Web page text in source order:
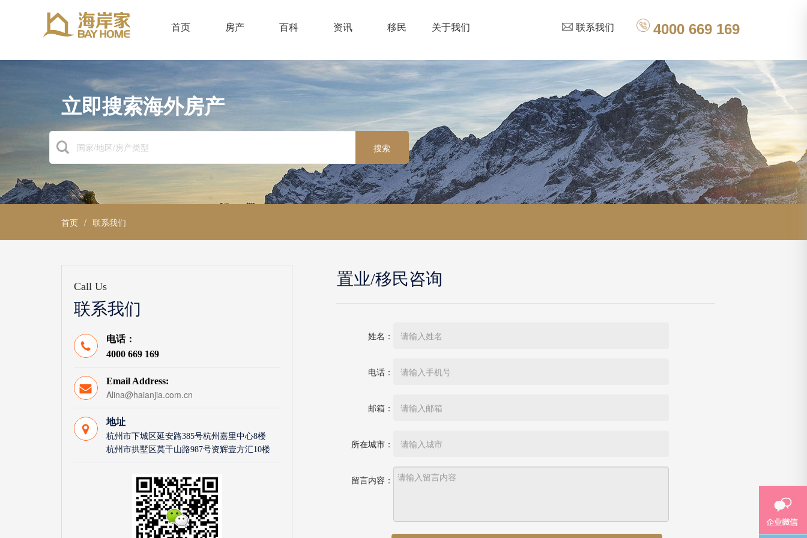
首页 房产 百科 资讯 移民 关于我们 联系我们 4000 669 169
立即搜索海外房产
搜索
首页 / 联系我们
Call Us
联系我们
电话：
4000 669 169
Email Address:
Alina@haianjia.com.cn
地址
杭州市下城区延安路385号杭州嘉里中心8楼
杭州市拱墅区莫干山路987号资辉壹方汇10楼
置业/移民咨询
姓名：
电话：
邮箱：
所在城市：
留言内容：